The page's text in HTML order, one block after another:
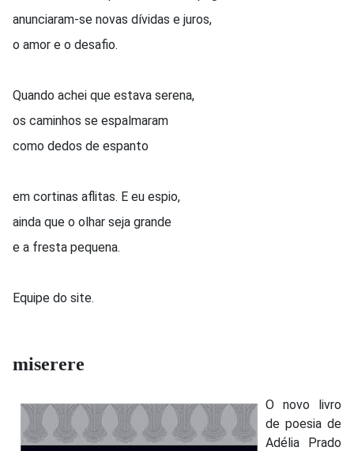
anunciaram-se novas dívidas e juros,
o amor e o desafio.
Quando achei que estava serena,
os caminhos se espalmaram
como dedos de espanto
em cortinas aflitas. E eu espio,
ainda que o olhar seja grande
e a fresta pequena.
Equipe do site.
miserere
O novo livro
de poesia de
Adélia Prado